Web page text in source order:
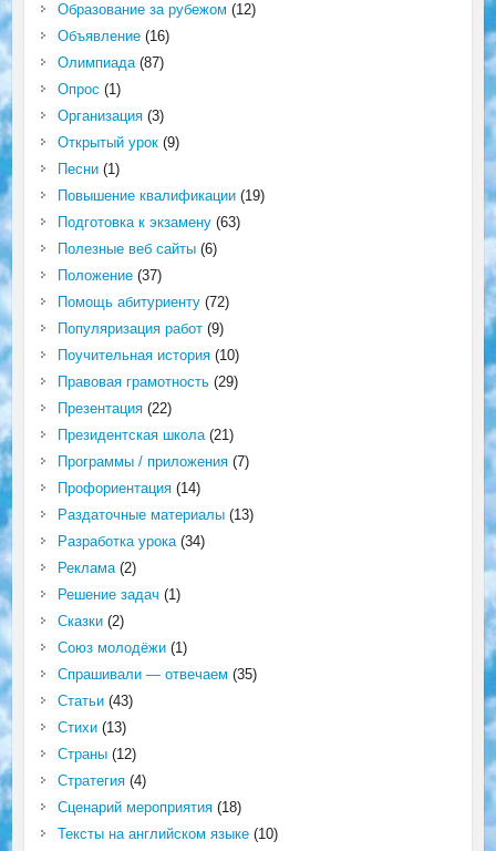
Образование за рубежом (12)
Объявление(16)
Олимпиада(87)
Опрос (1)
Организация(3)
Открытый урок(9)
Песни(1)
Повышение квалификации(19)
Подготовка к экзамену(63)
Полезные веб сайты(6)
Положение(37)
Помощь абитуриенту(72)
Популяризация работ(9)
Поучительная история(10)
Правовая грамотность(29)
Презентация(22)
Президентская школа(21)
Программы / приложения(7)
Профориентация(14)
Раздаточные материалы(13)
Разработка урока(34)
Реклама(2)
Решение задач (1)
Сказки(2)
Союз молодёжи(1)
Спрашивали — отвечаем (35)
Статьи(43)
Стихи(13)
Страны(12)
Стратегия(4)
Сценарий мероприятия(18)
Тексты на английском языке(10)